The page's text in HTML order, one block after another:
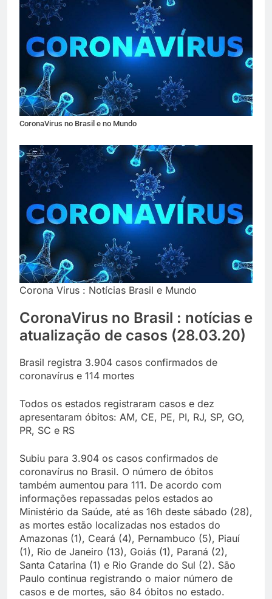
CoronaVirus no Brasil e no Mundo
Corona Virus : Notícias Brasil e Mundo
CoronaVirus no Brasil : notícias e
atualização de casos (28.03.20)
Brasil registra 3.904 casos confirmados de
coronavírus e 114 mortes
Todos os estados registraram casos e dez
apresentaram óbitos: AM, CE, PE, PI, RJ, SP, GO,
PR, SC e RS
Subiu para 3.904 os casos confirmados de
coronavírus no Brasil. O número de óbitos
também aumentou para 111. De acordo com
informações repassadas pelos estados ao
Ministério da Saúde, até as 16h deste sábado (28),
as mortes estão localizadas nos estados do
Amazonas (1), Ceará (4), Pernambuco (5), Piauí
(1), Rio de Janeiro (13), Goiás (1), Paraná (2),
Santa Catarina (1) e Rio Grande do Sul (2). São
Paulo continua registrando o maior número de
casos e de mortes, são 84 óbitos no estado.